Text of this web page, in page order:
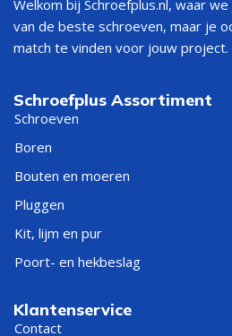
Welkom bij Schroefplus.nl, waar
van de beste schroeven, maar je
match te vinden voor jouw project.
Schroefplus Assortiment
Schroeven
Boren
Bouten en moeren
Pluggen
Kit, lijm en pur
Poort- en hekbeslag
Klantenservice
Contact